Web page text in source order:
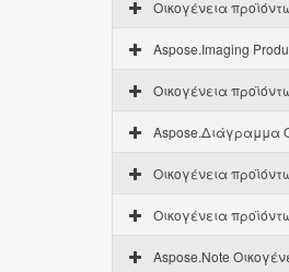
Οικογένεια
Aspose.Imaging
Οικογένεια
Aspose.Διάγραμμα
Οικογένεια
Οικογένεια
Aspose.Note